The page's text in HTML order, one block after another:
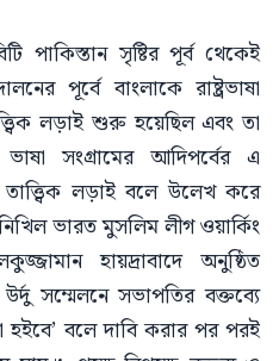
পাকিস্তান সৃষ্টির পূর্ব থেকেই
পূর্বে বাংলাকে রাষ্ট্রভাষা
লড়াই শুরু হয়েছিল এবং তা
সংগ্রামের আদিপর্বের এ
লড়াই বলে উলে­খ করে
ভারত মুসলিম লীগ ওয়ার্কিং
হায়দ্রাবাদে অনুষ্ঠিত
সম্মেলনে সভাপতির বক্তব্যে
হইবে’ বলে দাবি করার পর পরই